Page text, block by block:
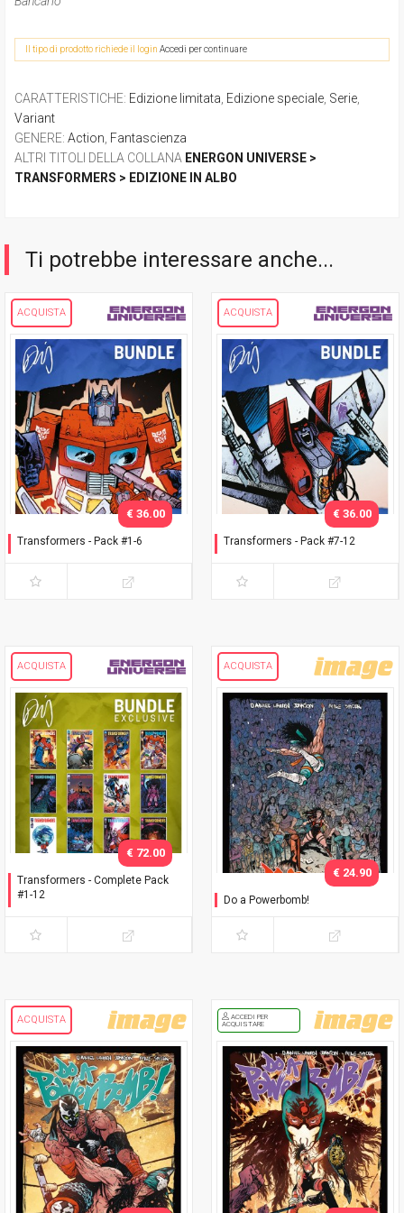
Il tipo di prodotto richiede il login Accedi per continuare
CARATTERISTICHE: Edizione limitata Edizione speciale Serie
Variant
GENERE: Action Fantascienza
ALTRI TITOLI DELLA COLLANA ENERGON UNIVERSE >
TRANSFORMERS > EDIZIONE IN ALBO
Ti potrebbe interessare anche...
ACQUISTA
Transformers - Pack #1-6
€ 36.00
ACQUISTA
Transformers - Pack #7-12
€ 36.00
ACQUISTA
Transformers - Complete Pack
#1-12
€ 72.00
ACQUISTA
Do a Powerbomb!
€ 24.90
ACQUISTA
ACCEDI PER
ACQUISTARE